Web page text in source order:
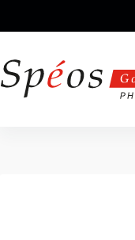
contenido